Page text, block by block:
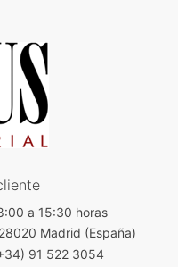
a 15:30 horas
Madrid (España)
91 522 3054